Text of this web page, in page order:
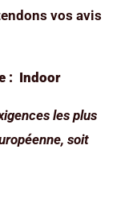
vos avis
: Indoor
les plus
soit